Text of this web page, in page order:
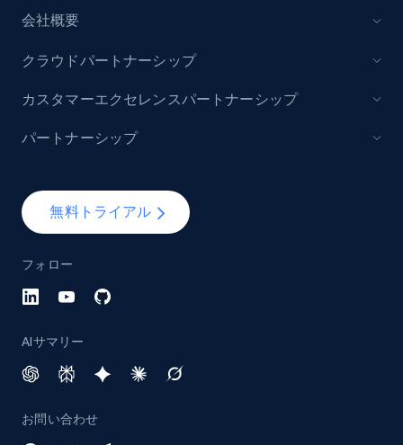
991+
Lowes.com - Gather data on products using
URL, Domain, Marketplace pn, Sku, Other pn,
Model number, Gtin ean pn, Product name, and
more.
Lowes.com - Collect records by category
Model number, Gtin ean pn, Product name, and
会社概要
無料トライアル
フォロー
AIサマリー
お問い合わせ
クラウドパートナーシップ
カスタマーエクセレンスパートナーシップ
パートナーシップ